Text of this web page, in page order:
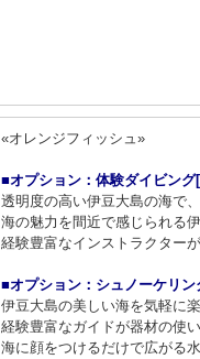
«オレンジフィッシュ»
■オプション：体験ダイビング
透明度の高い伊豆大島の海で
海の魅力を間近で感じられる
経験豊富なインストラクター
■オプション：シュノーケリ
伊豆大島の美しい海を気軽に
経験豊富なガイドが器材の使
海に顔をつけるだけで広がる